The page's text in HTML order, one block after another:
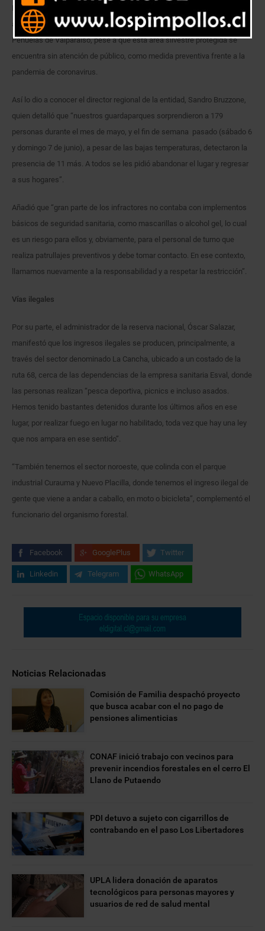
Durante el mes de mayo y el primer fin de semana de junio del presente
año, 190 personas ingresaron ilegalmente a la reserva nacional Lago
Peñuelas de Valparaíso, pese a que esta área silvestre protegida se
encuentra sin atención de público, como medida preventiva frente a la
pandemia de coronavirus.
Así lo dio a conocer el director regional de la entidad, Sandro Bruzzone,
quien detalló que “nuestros guardaparques sorprendieron a 179
personas durante el mes de mayo, y el fin de semana pasado (sábado 6
y domingo 7 de junio), a pesar de las bajas temperaturas, detectaron la
presencia de 11 más. A todos se les pidió abandonar el lugar y regresar
a sus hogares”.
Añadió que “gran parte de los infractores no contaba con implementos
básicos de seguridad sanitaria, como mascarillas o alcohol gel, lo cual
es un riesgo para ellos y, obviamente, para el personal de turno que
realiza patrullajes preventivos y debe tomar contacto. En ese contexto,
llamamos nuevamente a la responsabilidad y a respetar la restricción”.
Vías ilegales
Por su parte, el administrador de la reserva nacional, Óscar Salazar,
manifestó que los ingresos ilegales se producen, principalmente, a
través del sector denominado La Cancha, ubicado a un costado de la
ruta 68, cerca de las dependencias de la empresa sanitaria Esval, donde
las personas realizan “pesca deportiva, picnics e incluso asados.
Hemos tenido bastantes detenidos durante los últimos años en ese
lugar, por realizar fuego en lugar no habilitado, toda vez que hay una ley
que nos ampara en ese sentido”.
“También tenemos el sector noroeste, que colinda con el parque
industrial Curauma y Nuevo Placilla, donde tenemos el ingreso ilegal de
gente que viene a andar a caballo, en moto o bicicleta”, complementó el
funcionario del organismo forestal.
Facebook GooglePlus Twitter
Linkedin Telegram WhatsApp
Noticias Relacionadas
​Comisión de Familia despachó proyecto
que busca acabar con el no pago de
pensiones alimenticias
CONAF inició trabajo con vecinos para
prevenir incendios forestales en el cerro El
Llano de Putaendo
PDI detuvo a sujeto con cigarrillos de
contrabando en el paso Los Libertadores
UPLA lidera donación de aparatos
tecnológicos para personas mayores y
usuarios de red de salud mental